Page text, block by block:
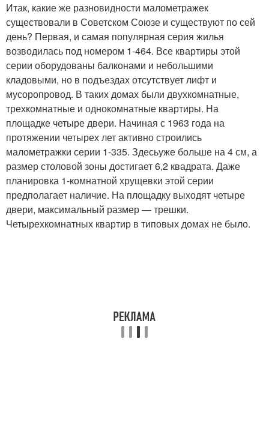
Итак, какие же разновидности малометражек
существовали в Советском Союзе и существуют по сей
день? Первая, и самая популярная серия жилья
возводилась под номером 1-464. Все квартиры этой
серии оборудованы балконами и небольшими
кладовыми, но в подъездах отсутствует лифт и
мусоропровод. В таких домах были двухкомнатные,
трехкомнатные и однокомнатные квартиры. На
площадке четыре двери. Начиная с 1963 года на
протяжении четырех лет активно строились
малометражки серии 1-335. Здесьуже больше на 4 см, а
размер столовой зоны достигает 6,2 квадрата. Даже
планировка 1-комнатной хрущевки этой серии
предполагает наличие. На площадку выходят четыре
двери, максимальный размер — трешки.
Четырехкомнатных квартир в типовых домах не было.